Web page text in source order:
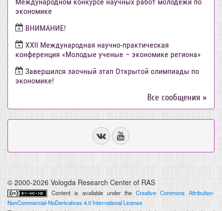
экономике
ВНИМАНИЕ!
ХХII Международная научно-практическая
конференция «Молодые ученые – экономике региона»
Завершился заочный этап Открытой олимпиады по
экономике!
Все сообщения »
© 2000-2026 Vologda Research Center of RAS
Content is available under theCreative Commons Attribution-
NonCommercial-NoDerivatives 4.0 International License